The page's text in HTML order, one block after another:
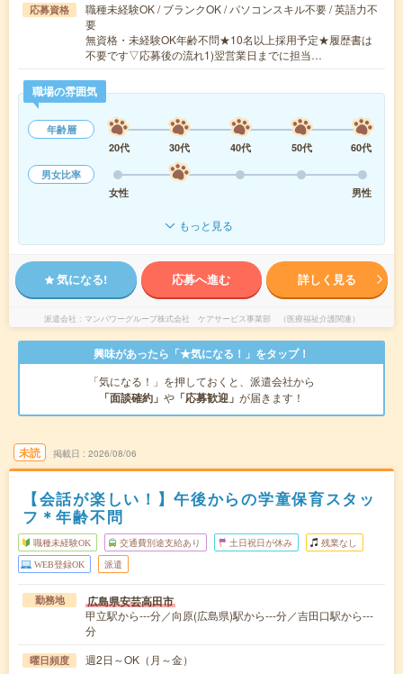
応募資格
職種未経験OK / ブランクOK / パソコンスキル不要 / 英語力不
要
無資格・未経験OK年齢不問★10名以上採用予定★履歴書は
不要です▽応募後の流れ1)翌営業日までに担当…
職場の雰囲気
年齢層
20代
30代 40代 50代
60代
男女比率
女性
男性
もっと見る
気になる! 応募へ進む 詳しく見る
派遣会社 マンパワーグループ株式会社 ケアサービス事業部 （医療福祉介護関連）
興味があったら「★気になる！」をタップ！
「気になる！」を押しておくと、派遣会社から
「面談確約」 や 「応募歓迎」 が届きます！
未読 掲載日 2026/08/06
【会話が楽しい！】午後からの学童保育スタッ
フ＊年齢不問
職種未経験OK 交通費別途支給あり 土日祝日が休み 残業なし
WEB登録OK 派遣
勤務地 広島県安芸高田市
甲立駅から---分／向原(広島県)駅から---分／吉田口駅から---
分
曜日頻度 週2日～OK（月～金）